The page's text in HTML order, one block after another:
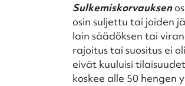
Sulkemiskorvauksen
osin suljettu tai joiden
lain säädöksen tai
rajoitus tai suositus ei
eivät kuuluisi
koskee alle 50 hengen